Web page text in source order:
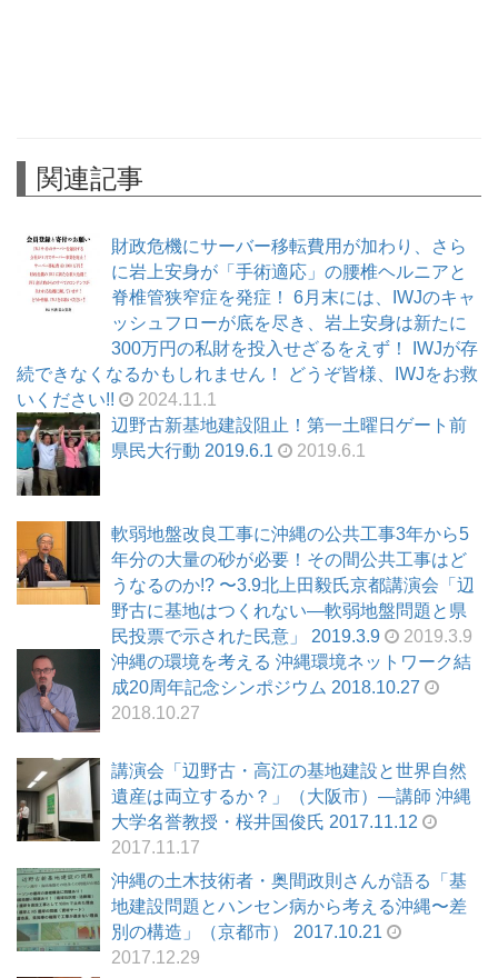
関連記事
財政危機にサーバー移転費用が加わり、さら
に岩上安身が「手術適応」の腰椎ヘルニアと
脊椎管狭窄症を発症！ 6月末には、IWJのキャ
ッシュフローが底を尽き、岩上安身は新たに
300万円の私財を投入せざるをえず！ IWJが存
続できなくなるかもしれません！ どうぞ皆様、IWJをお救
いください!!
2024.11.1
辺野古新基地建設阻止！第一土曜日ゲート前
県民大行動 2019.6.1
2019.6.1
軟弱地盤改良工事に沖縄の公共工事3年から5
年分の大量の砂が必要！その間公共工事はど
うなるのか!? 〜3.9北上田毅氏京都講演会「辺
野古に基地はつくれない―軟弱地盤問題と県
民投票で示された民意」 2019.3.9
2019.3.9
沖縄の環境を考える 沖縄環境ネットワーク結
成20周年記念シンポジウム 2018.10.27
2018.10.27
講演会「辺野古・高江の基地建設と世界自然
遺産は両立するか？」（大阪市）―講師 沖縄
大学名誉教授・桜井国俊氏 2017.11.12
2017.11.17
沖縄の土木技術者・奥間政則さんが語る「基
地建設問題とハンセン病から考える沖縄〜差
別の構造」（京都市） 2017.10.21
2017.12.29